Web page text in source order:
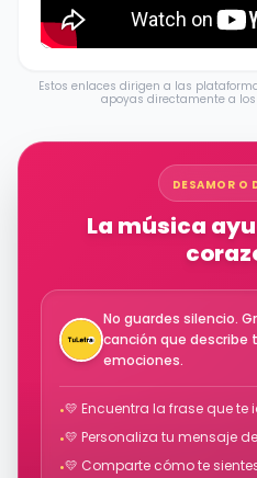
Estos enlaces dirigen a las
apoyas directamente a
DESAMOR O
La música
No guardes silencio.
canción que describe
emociones.
•💛 Encuentra la frase que te
•💛 Personaliza tu mensaje
•💛 Comparte cómo te